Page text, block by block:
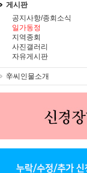
게시판
공지사항/종회소식
일가동정
지역종회
사진갤러리
자유게시판
辛씨인물소개